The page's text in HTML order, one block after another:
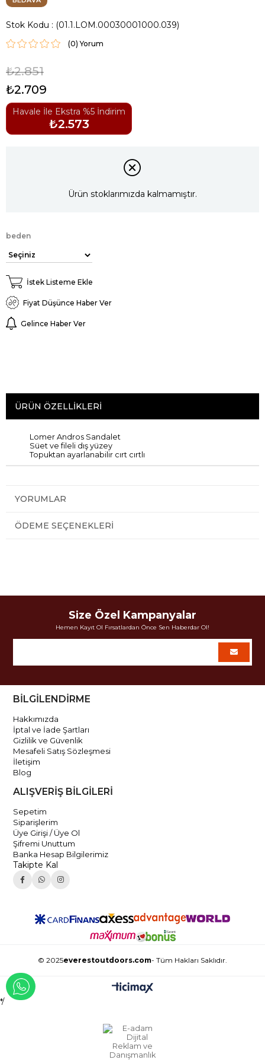
Stok Kodu (01.1.LOM.00030001000.039)
(0)
₺2.851
₺2.709
Havale İle Ekstra %5 İndirim
₺2.573
Ürün stoklarımızda kalmamıştır.
beden
İstek Listeme Ekle
Fiyat Düşünce Haber Ver
Gelince Haber Ver
ÜRÜN ÖZELLIKLERI
Lomer Andros Sandalet
Süet ve fileli dış yüzey
Topuktan ayarlanabilir cırt cırtlı
YORUMLAR
ÖDEME SEÇENEKLERI
Size Özel Kampanyalar
Hemen Kayıt Ol Fırsatlardan Önce Sen Haberdar Ol!
BİLGİLENDİRME
Hakkımızda
İptal ve İade Şartları
Gizlilik ve Güvenlik
Mesafeli Satış Sözleşmesi
İletişim
Blog
ALIŞVERİŞ BİLGİLERİ
Sepetim
Siparişlerim
Üye Girişi / Üye Ol
Şifremi Unuttum
Banka Hesap Bilgilerimiz
Takipte Kal
© 2025everestoutdoors.com- Tüm Hakları Saklıdır.
*/
WHATSAPP İLE İLETİŞİME GEÇ